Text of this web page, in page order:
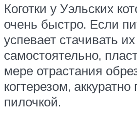
Коготки у Уэльских
очень быстро. Если
успевает стачивать их
самостоятельно,
мере отрастания
когтерезом,
пилочкой.